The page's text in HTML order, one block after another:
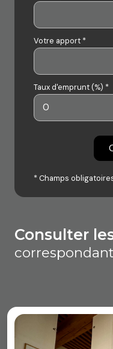
Votre apport *
Taux d'emprunt (%) *
* Champs
consulter